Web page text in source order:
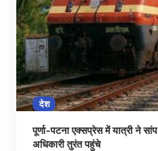
देश
पूर्णा-पटना एक्सप्रेस में यात्री ने
अधिकारी तुरंत पहुंचे